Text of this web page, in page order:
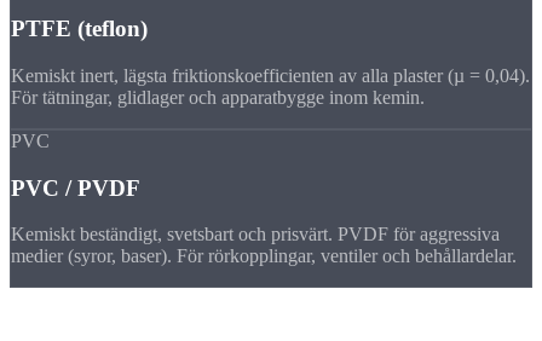
PTFE (teflon)
Kemiskt inert, lägsta friktionskoefficienten av alla plaster (µ = 0,04).
För tätningar, glidlager och apparatbygge inom kemin.
PVC
PVC / PVDF
Kemiskt beständigt, svetsbart och prisvärt. PVDF för aggressiva
medier (syror, baser). För rörkopplingar, ventiler och behållardelar.